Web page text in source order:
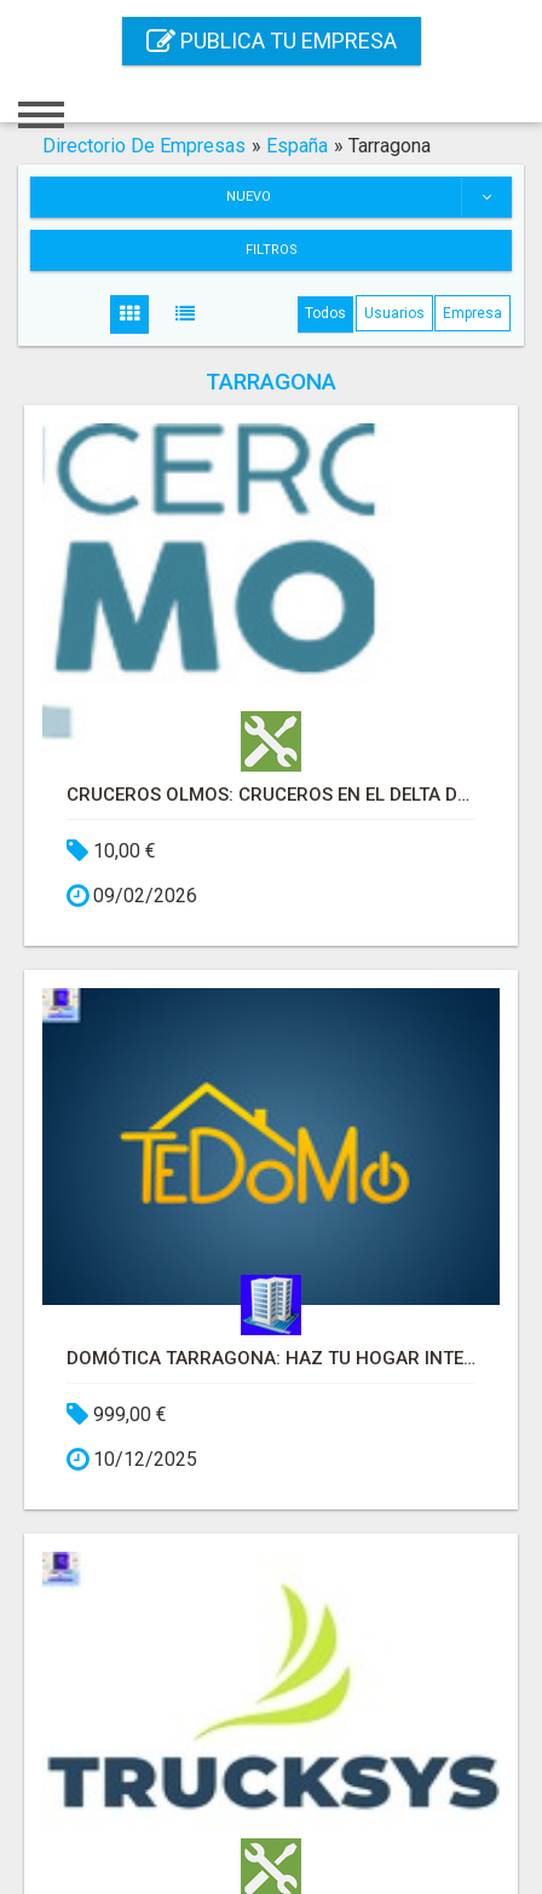
PUBLICA TU EMPRESA
Registro
Servicios SEO
Directorio De Empresas » España » Tarragona
NUEVO
FILTROS
Todos Usuarios Empresa
TARRAGONA
CRUCEROS OLMOS: CRUCEROS EN EL DELTA DEL EBRO
10,00 €
09/02/2026
DOMÓTICA TARRAGONA: HAZ TU HOGAR INTELIGENTE
999,00 €
10/12/2025